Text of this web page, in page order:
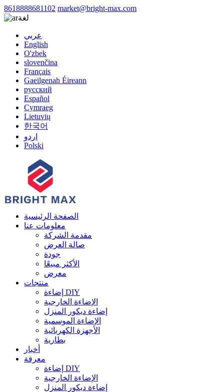
8618888681102 market@bright-max.com
لغة
عربي
English
O'zbek
slovenčina
Français
Gaeilgenah Éireann
русский
Español
Cymraeg
Lietuvių
한국어
اردو
Polski
الصفحة الرئيسية
معلومات عنا
مقدمة الشركة
صالة العرض
جودة
الأكثر مبيعًا
معرض
منتجات
إضاءة DIY
الإضاءة الخارجية
إضاءة ديكور المنزل
الإضاءة الموسمية
الأجهزة الكهربائية
بطارية
أخبار
معرفة
إضاءة DIY
الإضاءة الخارجية
إضاءة ديكور المنزل